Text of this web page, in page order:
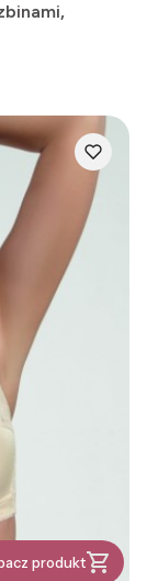
produkt